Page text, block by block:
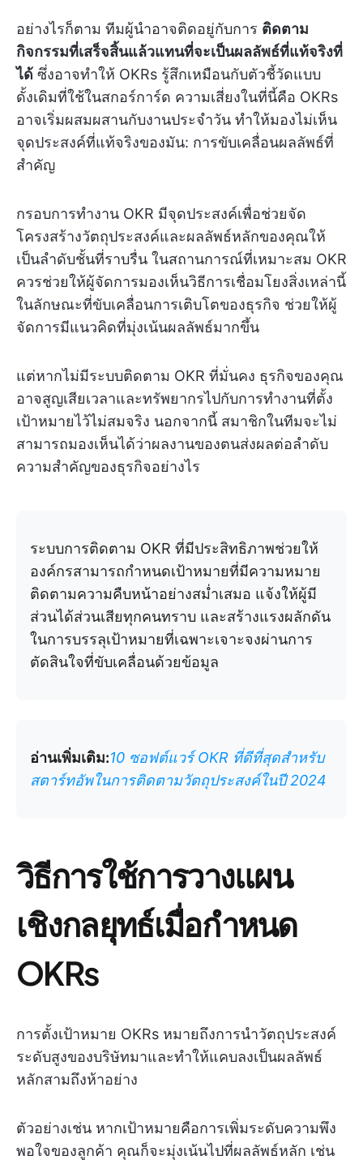
อย่างไรก็ตาม ทีมผู้นำอาจติดอยู่กับการ ติดตาม
กิจกรรมที่เสร็จสิ้นแล้วแทนที่จะเป็นผลลัพธ์ที่แท้จริงที่
ได้ ซึ่งอาจทำให้ OKRs รู้สึกเหมือนกับตัวชี้วัดแบบ
ดั้งเดิมที่ใช้ในสกอร์การ์ด ความเสี่ยงในที่นี้คือ OKRs
อาจเริ่มผสมผสานกับงานประจำวัน ทำให้มองไม่เห็น
จุดประสงค์ที่แท้จริงของมัน: การขับเคลื่อนผลลัพธ์ที่
สำคัญ
กรอบการทำงาน OKR มีจุดประสงค์เพื่อช่วยจัด
โครงสร้างวัตถุประสงค์และผลลัพธ์หลักของคุณให้
เป็นลำดับชั้นที่ราบรื่น ในสถานการณ์ที่เหมาะสม OKR
ควรช่วยให้ผู้จัดการมองเห็นวิธีการเชื่อมโยงสิ่งเหล่านี้
ในลักษณะที่ขับเคลื่อนการเติบโตของธุรกิจ ช่วยให้ผู้
จัดการมีแนวคิดที่มุ่งเน้นผลลัพธ์มากขึ้น
แต่หากไม่มีระบบติดตาม OKR ที่มั่นคง ธุรกิจของคุณ
อาจสูญเสียเวลาและทรัพยากรไปกับการทำงานที่ตั้ง
เป้าหมายไว้ไม่สมจริง นอกจากนี้ สมาชิกในทีมจะไม่
สามารถมองเห็นได้ว่าผลงานของตนส่งผลต่อลำดับ
ความสำคัญของธุรกิจอย่างไร
ระบบการติดตาม OKR ที่มีประสิทธิภาพช่วยให้
องค์กรสามารถกำหนดเป้าหมายที่มีความหมาย
ติดตามความคืบหน้าอย่างสม่ำเสมอ แจ้งให้ผู้มี
ส่วนได้ส่วนเสียทุกคนทราบ และสร้างแรงผลักดัน
ในการบรรลุเป้าหมายที่เฉพาะเจาะจงผ่านการ
ตัดสินใจที่ขับเคลื่อนด้วยข้อมูล
อ่านเพิ่มเติม:10 ซอฟต์แวร์ OKR ที่ดีที่สุดสำหรับ
สตาร์ทอัพในการติดตามวัตถุประสงค์ในปี 2024
วิธีการใช้การวางแผน
เชิงกลยุทธ์เมื่อกำหนด
OKRs
การตั้งเป้าหมาย OKRs หมายถึงการนำวัตถุประสงค์
ระดับสูงของบริษัทมาและทำให้แคบลงเป็นผลลัพธ์
หลักสามถึงห้าอย่าง
ตัวอย่างเช่น หากเป้าหมายคือการเพิ่มระดับความพึง
พอใจของลูกค้า คุณก็จะมุ่งเน้นไปที่ผลลัพธ์หลัก เช่น